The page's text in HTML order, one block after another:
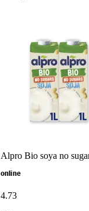
Alpro Bio soya no
online
4.73